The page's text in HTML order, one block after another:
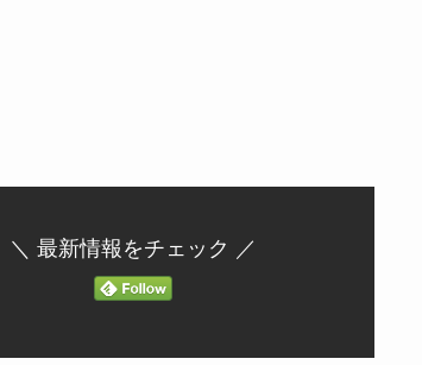
＼ 最新情報をチェック ／